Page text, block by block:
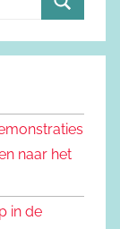
o
e
n
naar het
in de